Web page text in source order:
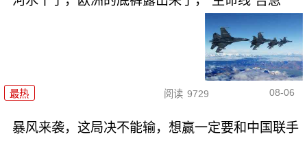
最热 阅读 9729 08-06
暴风来袭，这局决不能输，想赢一定要和中国联手